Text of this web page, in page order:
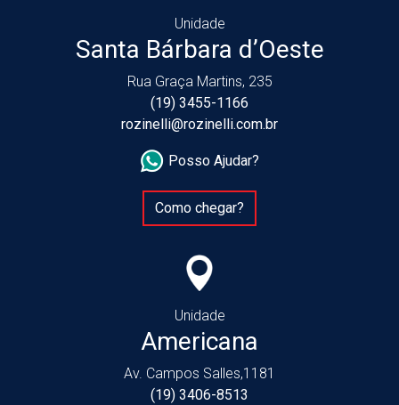
Unidade
Santa Bárbara d’Oeste
Rua Graça Martins, 235
(19) 3455-1166
rozinelli@rozinelli.com.br
Posso Ajudar?
Como chegar?
Unidade
Americana
Av. Campos Salles,1181
(19) 3406-8513